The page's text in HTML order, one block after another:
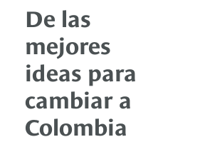
De las
mejores
ideas para
cambiar a
Colombia